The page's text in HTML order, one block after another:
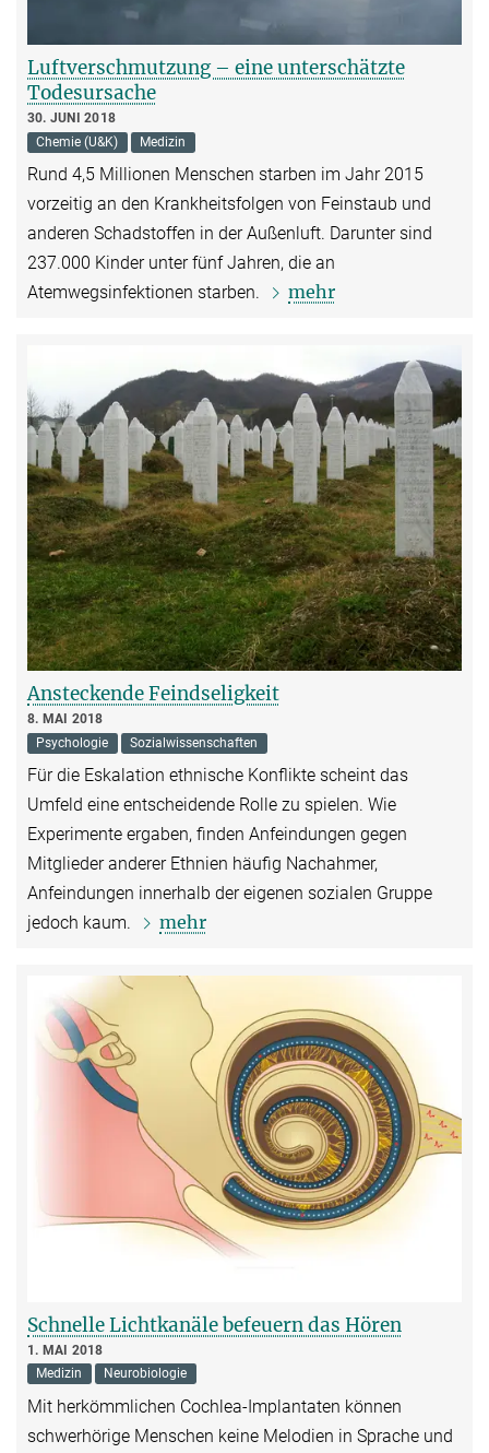
Luftverschmutzung – eine unterschätzte
Todesursache
30. JUNI 2018
Chemie (U&K)
Medizin
Rund 4,5 Millionen Menschen starben im Jahr 2015
vorzeitig an den Krankheitsfolgen von Feinstaub und
anderen Schadstoffen in der Außenluft. Darunter sind
237.000 Kinder unter fünf Jahren, die an
Atemwegsinfektionen starben.
mehr
Ansteckende Feindseligkeit
8. MAI 2018
Psychologie
Sozialwissenschaften
Für die Eskalation ethnische Konflikte scheint das
Umfeld eine entscheidende Rolle zu spielen. Wie
Experimente ergaben, finden Anfeindungen gegen
Mitglieder anderer Ethnien häufig Nachahmer,
Anfeindungen innerhalb der eigenen sozialen Gruppe
jedoch kaum.
mehr
Schnelle Lichtkanäle befeuern das Hören
1. MAI 2018
Medizin
Neurobiologie
Mit herkömmlichen Cochlea-Implantaten können
schwerhörige Menschen keine Melodien in Sprache und